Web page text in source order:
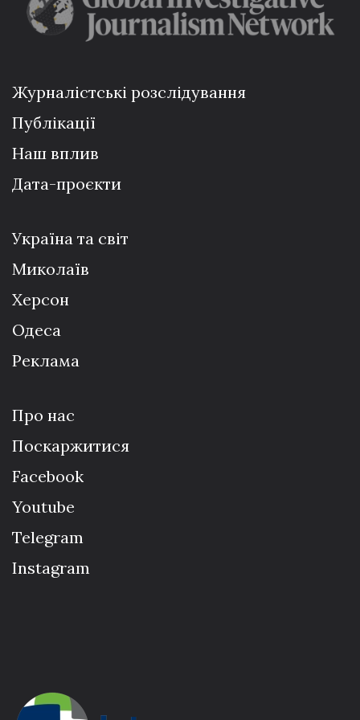
Журналістські розслідування
Публікації
Наш вплив
Дата-проєкти
Україна та світ
Миколаїв
Херсон
Одеса
Реклама
Про нас
Поскаржитися
Facebook
Youtube
Telegram
Instagram